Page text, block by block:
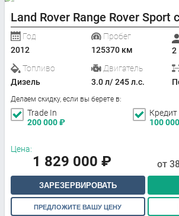
Land Rover Range Rover Sport
Год
2012
Пробег
125370 км
2
Топливо
Дизель
Двигатель
3.0 л/ 245 л.с.
Делаем скидку, если вы берете в:
Trade In
200 000₽
Кредит
100 000
Цена:
1 829 000 ₽ от
ЗАРЕЗЕРВИРОВАТЬ
ПРЕДЛОЖИТЕ ВАШУ ЦЕНУ